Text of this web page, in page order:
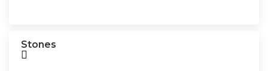
Stones